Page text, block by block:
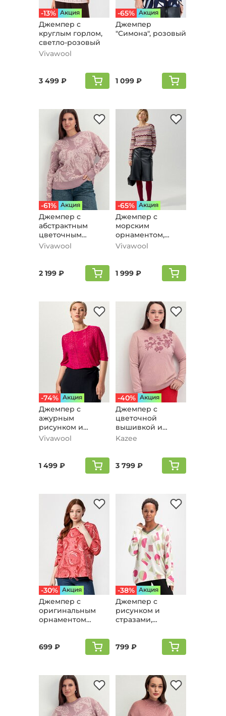
-13% Aкция
Джемпер с
круглым горлом,
светло-розовый
Vivawool
3 499 ₽
-65% Aкция
Джемпер
"Симонa", розовый
1 099 ₽
-61% Aкция
Джемпер с
абстрактным
цветочным
принтом,
Vivawool
2 199 ₽
-65% Aкция
Джемпер с
морским
орнаментом,
пудровый
Vivawool
1 999 ₽
-74% Aкция
Джемпер с
ажурным
рисунком и
защипами, фуксия
Vivawool
1 499 ₽
-40% Aкция
Джемпер с
цветочной
вышивкой и
стразами,
Kazee
3 799 ₽
-30% Aкция
Джемпер с
оригинальным
орнаментом
699 ₽
-38% Aкция
Джемпер с
рисунком и
стразами,
799 ₽